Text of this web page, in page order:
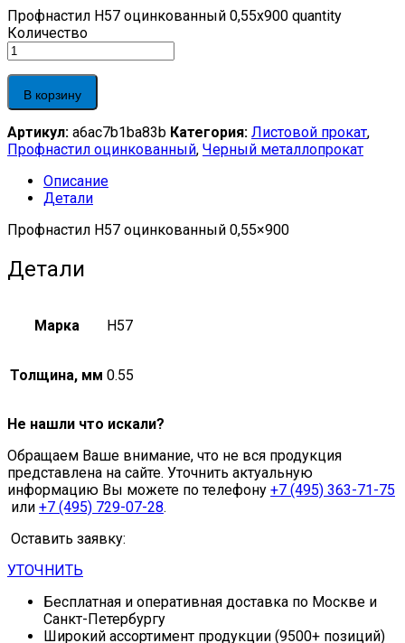
Профнастил Н57 оцинкованный 0,55x900 quantity
Количество
В корзину
Артикул: a6ac7b1ba83b Категория: Листовой прокат,
Профнастил оцинкованный, Черный металлопрокат
Описание
Детали
Профнастил Н57 оцинкованный 0,55×900
Детали
Марка Н57
Толщина, мм 0.55
Не нашли что искали?
Обращаем Ваше внимание, что не вся продукция
представлена на сайте. Уточнить актуальную
информацию Вы можете по телефону +7 (495) 363-71-75
или +7 (495) 729-07-28.
Оставить заявку:
УТОЧНИТЬ
Бесплатная и оперативная доставка по Москве и
Санкт-Петербургу
Широкий ассортимент продукции (9500+ позиций)